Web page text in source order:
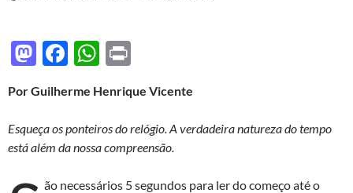
M
to
d
o
n
F
e
b
o
o
W
at
s
A
p
nt
Por Guilherme Henrique Vicente
Esqueça os ponteiros do relógio. A verdadeira natureza do tempo
está além da nossa compreensão.
ão necessários 5 segundos para ler do começo até o